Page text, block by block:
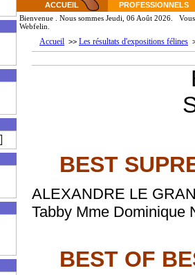
ACCUEIL
PROFESSIONNELS
Bienvenue
. Nous sommes Jeudi, 06 Août 2026.
Webfelin.
Accueil >> Les résultats d'expositions félines
BEST
ALEXANDRE LE
Tabby Mme Dominique
BEST OF